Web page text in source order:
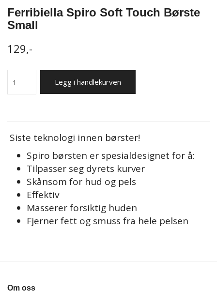
Ferribiella Spiro Soft Touch Børste
Small
129,-
Legg i handlekurven
Siste teknologi innen børster!
Spiro børsten er spesialdesignet for å:
Tilpasser seg dyrets kurver
Skånsom for hud og pels
Effektiv
Masserer forsiktig huden
Fjerner fett og smuss fra hele pelsen
Om oss